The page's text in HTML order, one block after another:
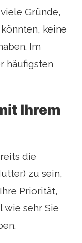
Gründe,
keine
Im
häufigsten
Ihrem
die
zu sein,
Priorität,
wie sehr Sie